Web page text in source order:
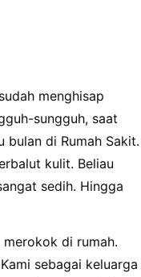
menghisap
sungguh, saat
bulan di Rumah Sakit.
kulit. Beliau
sedih. Hingga
di rumah.
sebagai keluarga